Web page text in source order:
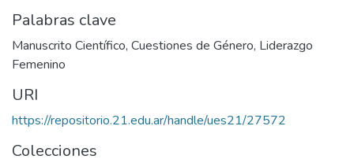
Palabras clave
Manuscrito Científico, Cuestiones de Género, Liderazgo
Femenino
URI
https://repositorio.21.edu.ar/handle/ues21/27572
Colecciones